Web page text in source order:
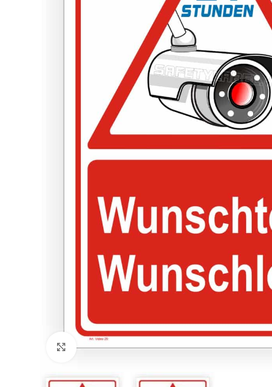
Klicken zum Vergrößern